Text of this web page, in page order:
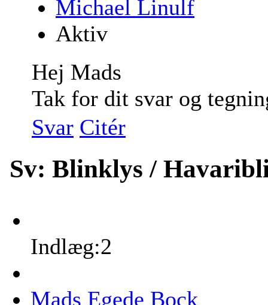
Michael Linulf
Aktiv
Hej Mads
Tak for dit svar og
Svar Citér
Sv: Blinklys /
Indlæg:2
Mads Egede Bock